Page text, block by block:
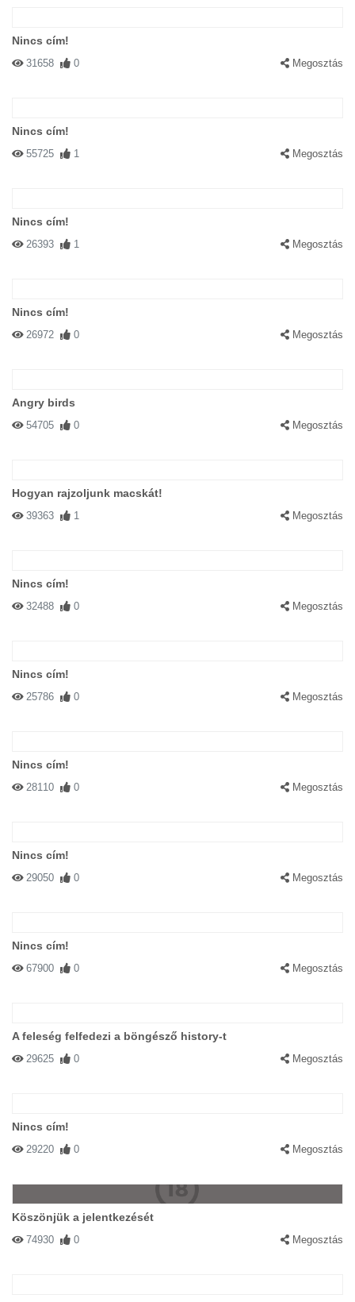
Nincs cím!
31658 0 Megosztás
Nincs cím!
55725 1 Megosztás
Nincs cím!
26393 1 Megosztás
Nincs cím!
26972 0 Megosztás
Angry birds
54705 0 Megosztás
Hogyan rajzoljunk macskát!
39363 1 Megosztás
Nincs cím!
32488 0 Megosztás
Nincs cím!
25786 0 Megosztás
Nincs cím!
28110 0 Megosztás
Nincs cím!
29050 0 Megosztás
Nincs cím!
67900 0 Megosztás
A feleség felfedezi a böngésző history-t
29625 0 Megosztás
Nincs cím!
29220 0 Megosztás
Köszönjük a jelentkezését
74930 0 Megosztás